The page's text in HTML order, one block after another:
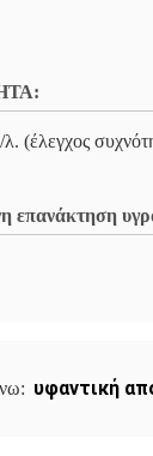
(έλεγχος
επανάκτηση
υφαντική